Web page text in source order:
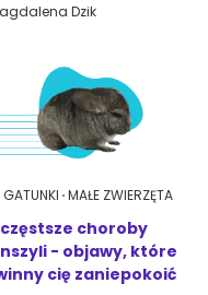
Dzik
GATUNKI MAŁE ZWIERZĘTA
choroby
- objawy, które
cię zaniepokoić